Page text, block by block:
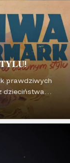
prawdziwych
dzieciństwa…